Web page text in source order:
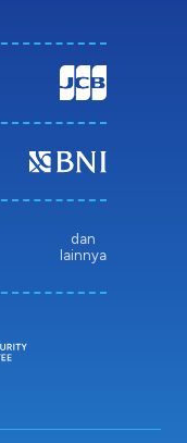
dan
lainnya